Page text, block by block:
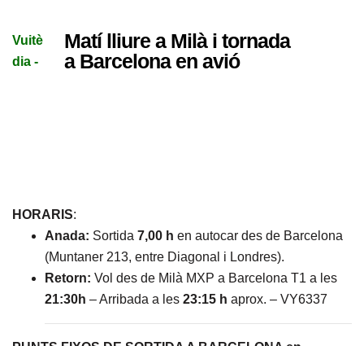
Vuitè
dia -
Matí lliure a Milà i tornada
a Barcelona en avió
HORARIS:
Anada: Sortida 7,00 h en autocar des de Barcelona
(Muntaner 213, entre Diagonal i Londres).
Retorn: Vol des de Milà MXP a Barcelona T1 a les
21:30h – Arribada a les 23:15 h aprox. – VY6337